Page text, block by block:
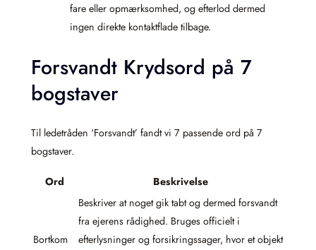
fare eller opmærksomhed, og efterlod dermed
ingen direkte kontaktflade tilbage.
Forsvandt Krydsord på 7
bogstaver
Til ledetråden ‘Forsvandt’ fandt vi 7 passende ord på 7
bogstaver.
Ord Beskrivelse
Bortkom
Beskriver at noget gik tabt og dermed forsvandt
fra ejerens rådighed. Bruges officielt i
efterlysninger og forsikringssager, hvor et objekt